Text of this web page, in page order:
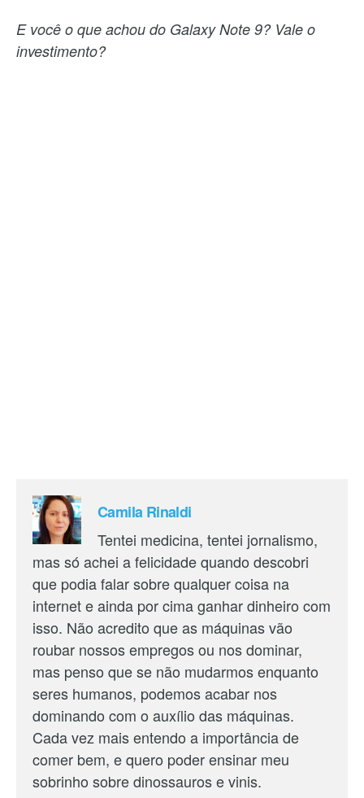
E você o que achou do Galaxy Note 9? Vale o
investimento?
Camila Rinaldi
Tentei medicina, tentei jornalismo,
mas só achei a felicidade quando descobri
que podia falar sobre qualquer coisa na
internet e ainda por cima ganhar dinheiro com
isso. Não acredito que as máquinas vão
roubar nossos empregos ou nos dominar,
mas penso que se não mudarmos enquanto
seres humanos, podemos acabar nos
dominando com o auxílio das máquinas.
Cada vez mais entendo a importância de
comer bem, e quero poder ensinar meu
sobrinho sobre dinossauros e vinis.